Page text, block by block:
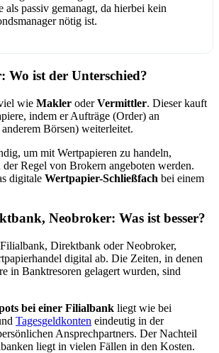
als passiv gemanagt, da hierbei kein
nötig ist.
Wo ist der Unterschied?
wie Makler oderVermittler. Dieser kauft
indem er Aufträge (Order) an
Börsen) weiterleitet.
um mit Wertpapieren zu handeln,
Regel von Brokern angeboten werden.
digitale Wertpapier-Schließfach bei einem
Neobroker: Was ist besser?
Direktbank oder Neobroker,
digital ab. Die Zeiten, in denen
in Banktresoren gelagert wurden, sind
bei einer Filialbank liegt wie bei
Tagesgeldkonten eindeutig in der
Ansprechpartners. Der Nachteil
liegt in vielen Fällen in den Kosten.